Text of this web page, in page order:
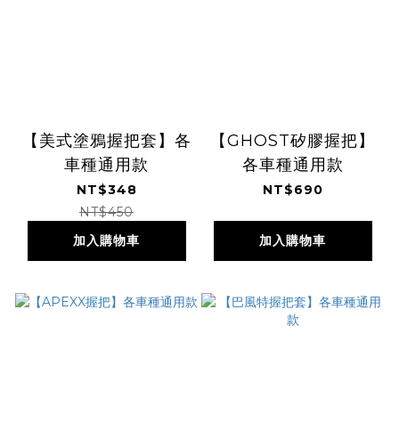
【美式塗鴉握把套】各
車種通用款
NT$348
NT$450
加入購物車
【GHOST矽膠握把】
各車種通用款
NT$690
加入購物車